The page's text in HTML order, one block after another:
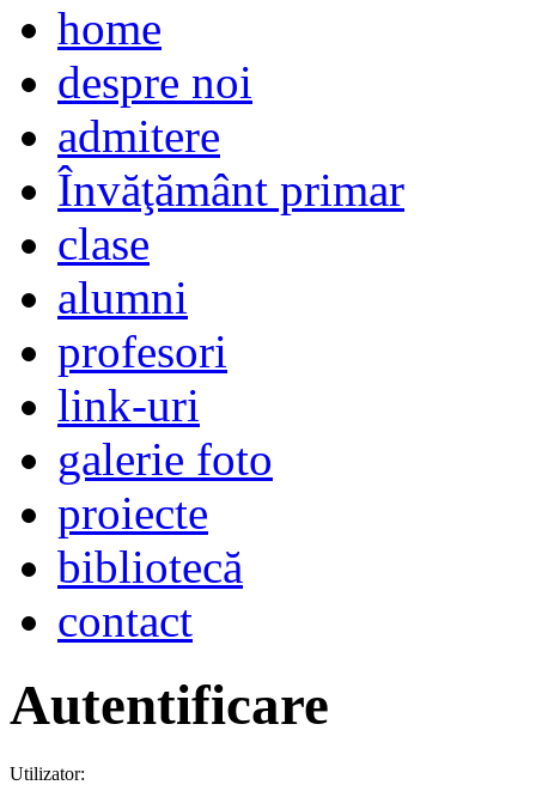
home
despre noi
admitere
Învăţământ primar
clase
alumni
profesori
link-uri
galerie foto
proiecte
bibliotecă
contact
Autentificare
Utilizator: